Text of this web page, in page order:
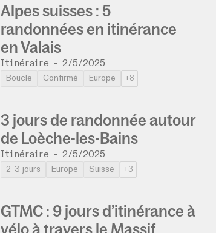
Alpes suisses : 5
randonnées en itinérance
en Valais
Itinéraire -2/5/2025
Boucle Confirmé Europe +8
3 jours de randonnée autour
de Loèche-les-Bains
Itinéraire -2/5/2025
2-3 jours Europe Suisse +3
GTMC : 9 jours d’itinérance à